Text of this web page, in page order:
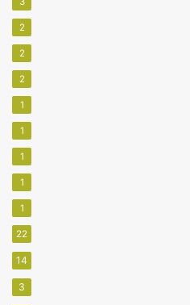
2
2
2
1
1
1
1
1
22
14
3